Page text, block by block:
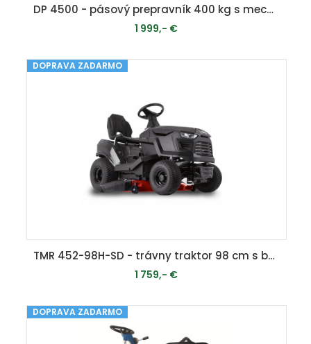
DP 4500 - pásový prepravník 400 kg s mechanickým sklápaním korby
1 999,- €
PRIDAŤ DO KOŠÍKA
DOPRAVA ZADARMO
TMR 452-98H-SD - trávny traktor 98 cm s bočným vyhadzovaním a hydrostatickou prevodovkou
1 759,- €
MOMENTÁLNE VYPREDANÉ
DOPRAVA ZADARMO